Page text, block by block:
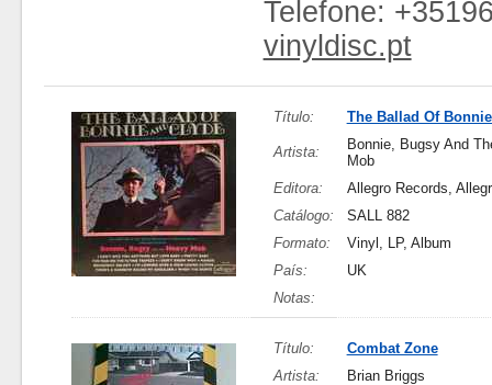
Telefone:
vinyldisc.pt
Título: The Ballad Of
Artista:
Bonnie, Bugsy And
Mob
Editora:
Allegro Records,
Catálogo:
SALL 882
Formato:
Vinyl, LP, Album
País:
UK
Notas:
Título:
Combat Zone
Artista:
Brian Briggs